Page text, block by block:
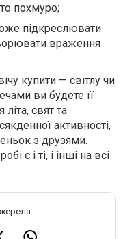
похмуро;
підкреслювати
враження
купити — світлу чи
ви будете її
літа, свят та
активності,
з друзями.
є і ті, і інші на всі